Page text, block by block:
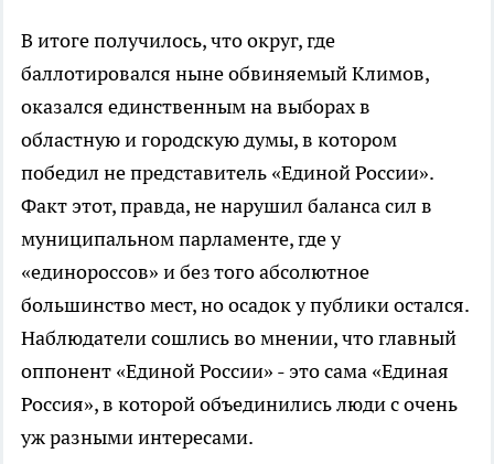
В итоге получилось, что округ, где
баллотировался ныне обвиняемый Климов,
оказался единственным на выборах в
областную и городскую думы, в котором
победил не представитель «Единой России».
Факт этот, правда, не нарушил баланса сил в
муниципальном парламенте, где у
«единороссов» и без того абсолютное
большинство мест, но осадок у публики остался.
Наблюдатели сошлись во мнении, что главный
оппонент «Единой России» - это сама «Единая
Россия», в которой объединились люди с очень
уж разными интересами.